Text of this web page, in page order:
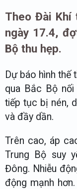
Theo Đài Khí
ngày 17.4,
Bộ thu hẹp.
Dự báo hình thế
qua Bắc Bộ
tiếp tục bị nén,
và đầy dần.
Trên cao, áp
Trung Bộ suy
Đông. Nhiễu
động mạnh